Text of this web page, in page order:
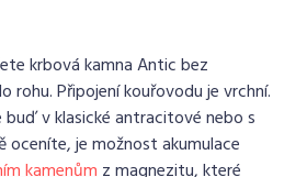
krbová kamna Antic bez
Připojení kouřovodu je vrchní.
buď v klasické antracitové nebo s
oceníte, je možnost akumulace